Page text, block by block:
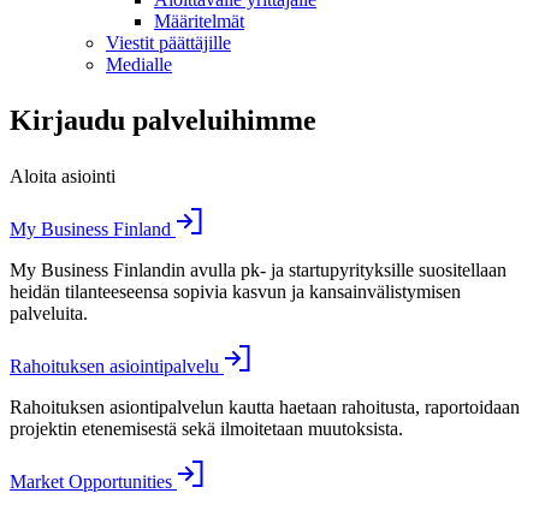
Määritelmät
Viestit päättäjille
Medialle
Kirjaudu palveluihimme
Aloita asiointi
My Business Finland
My Business Finlandin avulla pk- ja startupyrityksille suositellaan
heidän tilanteeseensa sopivia kasvun ja kansainvälistymisen
palveluita.
Rahoituksen asiointipalvelu
Rahoituksen asiontipalvelun kautta haetaan rahoitusta, raportoidaan
projektin etenemisestä sekä ilmoitetaan muutoksista.
Market Opportunities